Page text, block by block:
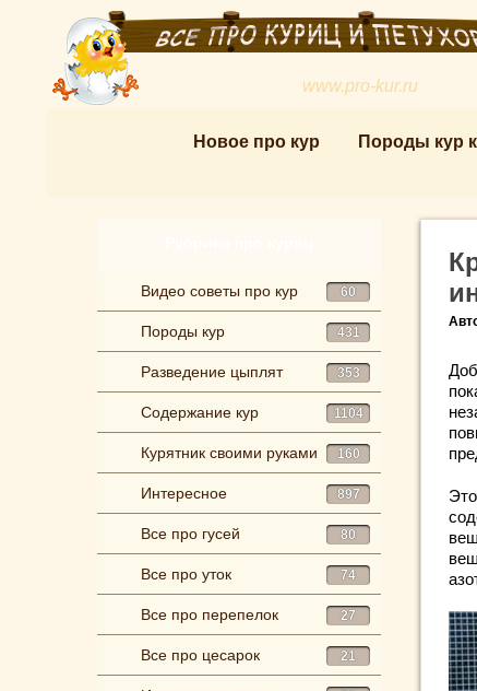
www.pro-kur.ru
Новое про кур Породы кур
Видео советы про кур 60
Породы кур 431
Разведение цыплят 353
Содержание кур 1104
Курятник своими руками 160
Интересное 897
Все про гусей 80
Все про уток 74
Все про перепелок 27
Все про цесарок 21